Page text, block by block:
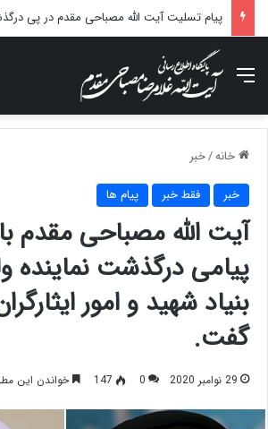
منو
خانه/خبر
خبر فقط خبر پیام ها
آیت الله مصباحی مقدم
پیامی درگذشت نماینده
بنیاد شهید و امور
گفت.
29 نوامبر 2020 0
147 خواندن این مطلب 1 دقیقه